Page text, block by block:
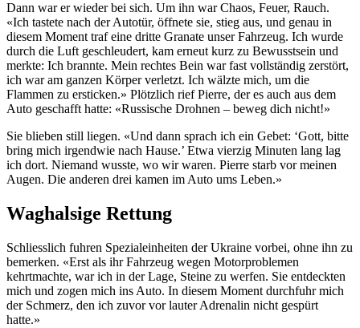
Dann war er wieder bei sich. Um ihn war Chaos, Feuer, Rauch.
«Ich tastete nach der Autotür, öffnete sie, stieg aus, und genau in
diesem Moment traf eine dritte Granate unser Fahrzeug. Ich wurde
durch die Luft geschleudert, kam erneut kurz zu Bewusstsein und
merkte: Ich brannte. Mein rechtes Bein war fast vollständig zerstört,
ich war am ganzen Körper verletzt. Ich wälzte mich, um die
Flammen zu ersticken.» Plötzlich rief Pierre, der es auch aus dem
Auto geschafft hatte: «Russische Drohnen – beweg dich nicht!»
Sie blieben still liegen. «Und dann sprach ich ein Gebet: ‘Gott, bitte
bring mich irgendwie nach Hause.’ Etwa vierzig Minuten lang lag
ich dort. Niemand wusste, wo wir waren. Pierre starb vor meinen
Augen. Die anderen drei kamen im Auto ums Leben.»
Waghalsige Rettung
Schliesslich fuhren Spezialeinheiten der Ukraine vorbei, ohne ihn zu
bemerken. «Erst als ihr Fahrzeug wegen Motorproblemen
kehrtmachte, war ich in der Lage, Steine zu werfen. Sie entdeckten
mich und zogen mich ins Auto. In diesem Moment durchfuhr mich
der Schmerz, den ich zuvor vor lauter Adrenalin nicht gespürt
hatte.»